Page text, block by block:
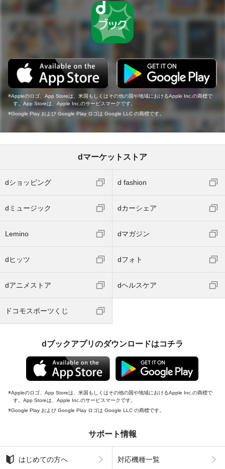
Appleのロゴ、App Storeは、米国もしくはその他の国や地域におけるApple Inc.の商標で
す。App Storeは、Apple Inc.のサービスマークです。
Google Play および Google Play ロゴは Google LLC の商標です。
dマーケットストア
dショッピング d fashion
dミュージック dカーシェア
Lemino dマガジン
dヒッツ dフォト
dアニメストア dヘルスケア
ドコモスポーツくじ
dブックアプリのダウンロードはコチラ
Appleのロゴ、App Storeは、米国もしくはその他の国や地域におけるApple Inc.の商標で
す。App Storeは、Apple Inc.のサービスマークです。
Google Play および Google Play ロゴは Google LLC の商標です。
サポート情報
はじめての方へ 対応機種一覧